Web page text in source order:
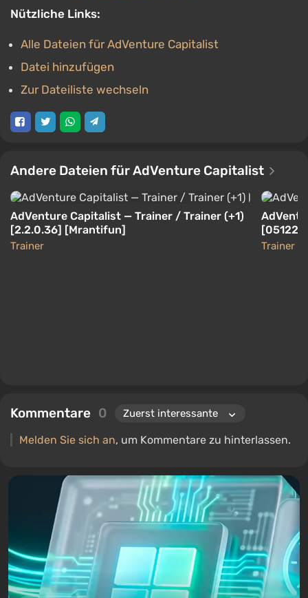
Nützliche Links:
Alle Dateien für AdVenture Capitalist
Datei hinzufügen
Zur Dateiliste wechseln
Andere Dateien für AdVenture Capitalist
AdVenture Capitalist — Trainer / Trainer (+1)
[2.2.0.36] [Mrantifun]
Trainer Trainer
Kommentare 0
Melden Sie sich an, um Kommentare zu hinterlassen.